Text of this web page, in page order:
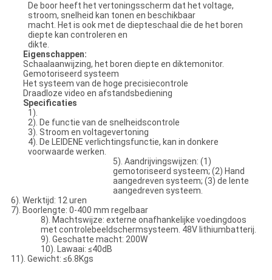
De boor heeft het vertoningsscherm dat het voltage,
stroom, snelheid kan tonen en beschikbaar
macht. Het is ook met de diepteschaal die de het boren
diepte kan controleren en
dikte.
Eigenschappen:
Schaalaanwijzing, het boren diepte en diktemonitor.
Gemotoriseerd systeem
Het systeem van de hoge precisiecontrole
Draadloze video en afstandsbediening
Specificaties
1).
2). De functie van de snelheidscontrole
3). Stroom en voltagevertoning
4). De LEIDENE verlichtingsfunctie, kan in donkere
voorwaarde werken.
5). Aandrijvingswijzen: (1)
gemotoriseerd systeem; (2) Hand
aangedreven systeem; (3) de lente
aangedreven systeem.
6). Werktijd: 12 uren
7). Boorlengte: 0-400 mm regelbaar
8). Machtswijze: externe onafhankelijke voedingdoos
met controlebeeldschermsysteem. 48V lithiumbatterij.
9). Geschatte macht: 200W
10). Lawaai: ≤40dB
11). Gewicht: ≤6.8Kgs